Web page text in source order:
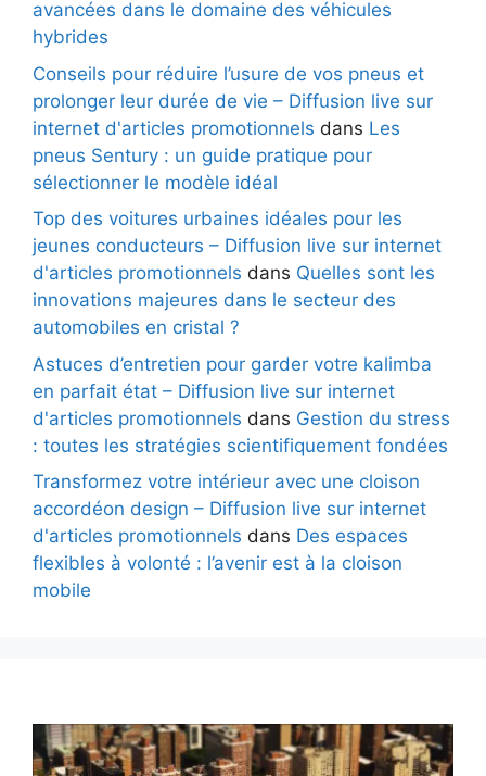
avancées dans le domaine des véhicules
hybrides
Conseils pour réduire l’usure de vos pneus et
prolonger leur durée de vie – Diffusion live sur
internet d'articles promotionnels dans Les
pneus Sentury : un guide pratique pour
sélectionner le modèle idéal
Top des voitures urbaines idéales pour les
jeunes conducteurs – Diffusion live sur internet
d'articles promotionnels dans Quelles sont les
innovations majeures dans le secteur des
automobiles en cristal ?
Astuces d’entretien pour garder votre kalimba
en parfait état – Diffusion live sur internet
d'articles promotionnels dans Gestion du stress
: toutes les stratégies scientifiquement fondées
Transformez votre intérieur avec une cloison
accordéon design – Diffusion live sur internet
d'articles promotionnels dans Des espaces
flexibles à volonté : l’avenir est à la cloison
mobile